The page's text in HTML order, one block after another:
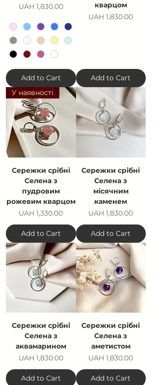
Price
UAH 1,830.00
Add to Cart
кварцом
Price
UAH 1,830.00
Add to Cart
У наявності
Сережки срібні
Селена з
пудровим
рожевим кварцом
Price
UAH 1,330.00
Add to Cart
Сережки срібні
Селена з
місячним
каменем
Price
UAH 1,830.00
Add to Cart
Сережки срібні
Селена з
аквамарином
Price
UAH 1,830.00
Add to Cart
Сережки срібні
Селена з
аметистом
Price
UAH 1,830.00
Add to Cart